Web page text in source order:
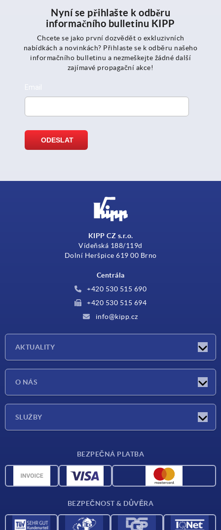
Nyní se přihlašte k odběru
informačního bulletinu KIPP
Chcete se jako první dozvědět o exkluzivních
nabídkách a novinkách? Přihlaste se k odběru našeho
informačního bulletinu a nezmeškejte žádné další
zajímavé propagační akce!
KIPP CZ s.r.o.
Vídeňská 188/119d
Dolní Heršpice 619 00 Brno
Centrála
+420 530 515 690
+420 530 515 694
info@kipp.cz
AKTUALITY
O NÁS
SLUŽBY
CAD data
BEZPEČNÁ PLATBA
BEZPEČNOST & DŮVĚRA